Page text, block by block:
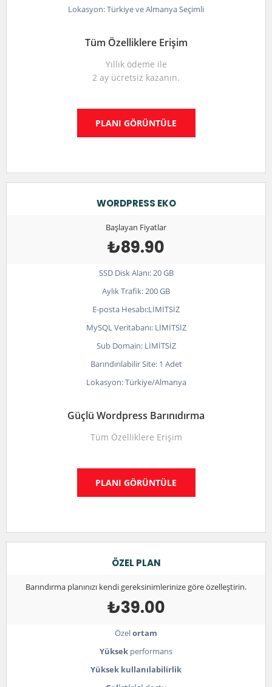
Lokasyon: Türkiye ve Almanya Seçimli
Tüm Özelliklere Erişim
Yıllık ödeme ile
2 ay ücretsiz kazanın.
PLANI GÖRÜNTÜLE
WORDPRESS EKO
Başlayan Fiyatlar
₺89.90
SSD Disk Alanı: 20 GB
Aylık Trafik: 200 GB
E-posta Hesabı:LİMİTSİZ
MySQL Veritabanı: LİMİTSİZ
Sub Domain: LİMİTSİZ
Barındırılabilir Site: 1 Adet
Lokasyon: Türkiye/Almanya
Güçlü Wordpress Barınıdırma
Tüm Özelliklere Erişim
PLANI GÖRÜNTÜLE
ÖZEL PLAN
Barındırma planınızı kendi gereksinimlerinize göre özelleştirin.
₺39.00
Özelortam
Yüksek performans
Yüksek kullanılabilirlik